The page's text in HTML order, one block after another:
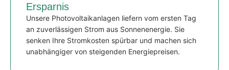
Ersparnis
Unsere Photovoltaikanlagen liefern vom ersten Tag
an zuverlässigen Strom aus Sonnenenergie. Sie
senken Ihre Stromkosten spürbar und machen sich
unabhängiger von steigenden Energiepreisen.